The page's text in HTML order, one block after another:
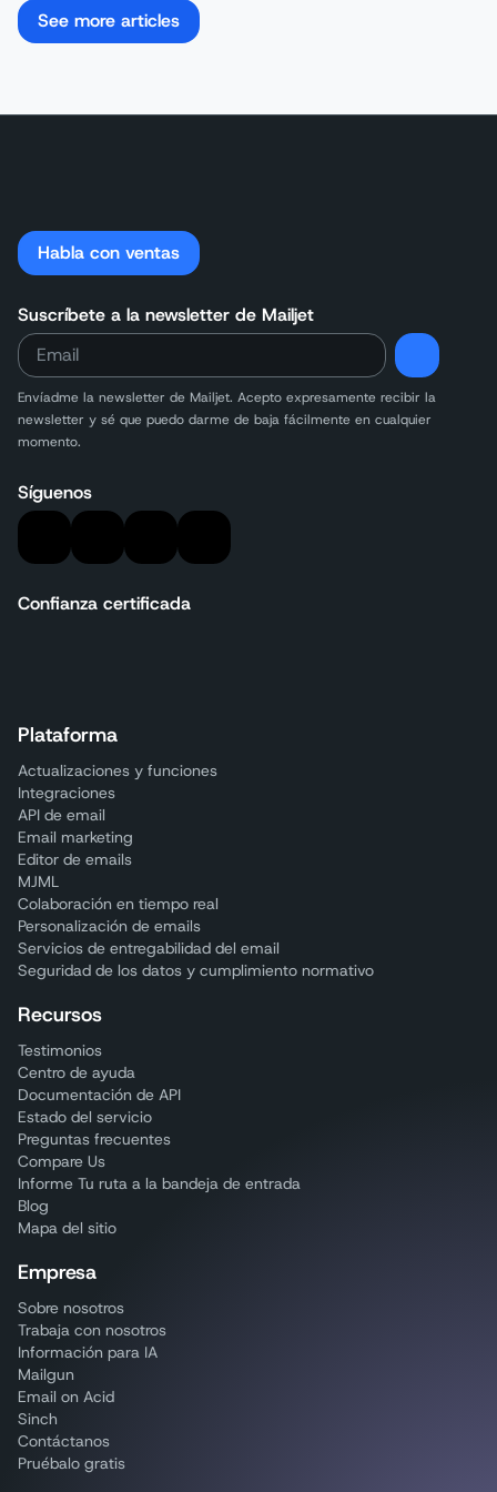
See more articles
Habla con ventas
Suscríbete a la newsletter de Mailjet
Envíadme la newsletter de Mailjet. Acepto expresamente recibir la
newsletter y sé que puedo darme de baja fácilmente en cualquier
momento.
Síguenos
Confianza certificada
Plataforma
Actualizaciones y funciones
Integraciones
API de email
Email marketing
Editor de emails
MJML
Colaboración en tiempo real
Personalización de emails
Servicios de entregabilidad del email
Seguridad de los datos y cumplimiento normativo
Recursos
Testimonios
Centro de ayuda
Documentación de API
Estado del servicio
Preguntas frecuentes
Compare Us
Informe Tu ruta a la bandeja de entrada
Blog
Mapa del sitio
Empresa
Sobre nosotros
Trabaja con nosotros
Información para IA
Mailgun
Email on Acid
Sinch
Contáctanos
Pruébalo gratis